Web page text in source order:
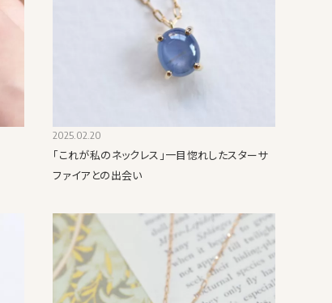
2025.02.20
「これが私のネックレス」一目惚れしたスターサ
ファイアとの出会い